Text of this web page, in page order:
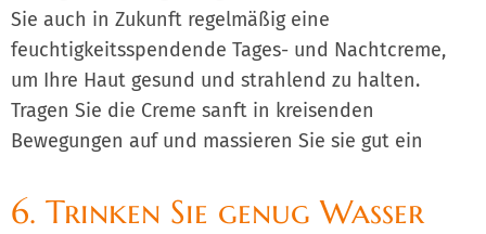
Sie auch in Zukunft regelmäßig eine
feuchtigkeitsspendende Tages- und Nachtcreme,
um Ihre Haut gesund und strahlend zu halten.
Tragen Sie die Creme sanft in kreisenden
Bewegungen auf und massieren Sie sie gut ein
6. Trinken Sie genug Wasser